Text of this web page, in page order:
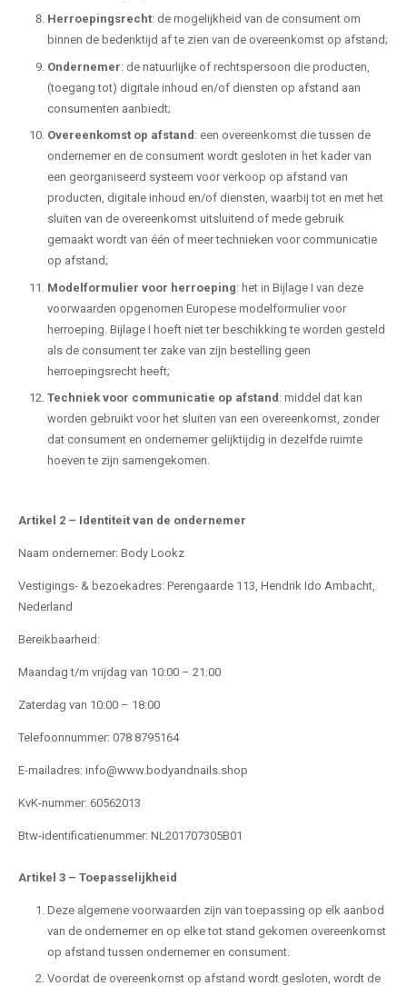
Herroepingsrecht: de mogelijkheid van de consument om
binnen de bedenktijd af te zien van de overeenkomst op afstand;
Ondernemer: de natuurlijke of rechtspersoon die producten,
(toegang tot) digitale inhoud en/of diensten op afstand aan
consumenten aanbiedt;
Overeenkomst op afstand : een overeenkomst die tussen de
ondernemer en de consument wordt gesloten in het kader van
een georganiseerd systeem voor verkoop op afstand van
producten, digitale inhoud en/of diensten, waarbij tot en met het
sluiten van de overeenkomst uitsluitend of mede gebruik
gemaakt wordt van één of meer technieken voor communicatie
op afstand;
Modelformulier voor herroeping: het in Bijlage I van deze
voorwaarden opgenomen Europese modelformulier voor
herroeping. Bijlage I hoeft niet ter beschikking te worden gesteld
als de consument ter zake van zijn bestelling geen
herroepingsrecht heeft;
Techniek voor communicatie op afstand : middel dat kan
worden gebruikt voor het sluiten van een overeenkomst, zonder
dat consument en ondernemer gelijktijdig in dezelfde ruimte
hoeven te zijn samengekomen.
Artikel 2 – Identiteit van de ondernemer
Naam ondernemer: Body Lookz
Vestigings- & bezoekadres: Perengaarde 113, Hendrik Ido Ambacht,
Nederland
Bereikbaarheid:
Maandag t/m vrijdag van 10:00 – 21:00
Zaterdag van 10:00 – 18:00
Telefoonnummer: 078 8795164
E-mailadres: info@www.bodyandnails.shop
KvK-nummer: 60562013
Btw-identificatienummer: NL201707305B01
Artikel 3 – Toepasselijkheid
Deze algemene voorwaarden zijn van toepassing op elk aanbod
van de ondernemer en op elke tot stand gekomen overeenkomst
op afstand tussen ondernemer en consument.
Voordat de overeenkomst op afstand wordt gesloten, wordt de